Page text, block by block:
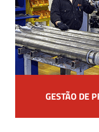
GESTÃO DE